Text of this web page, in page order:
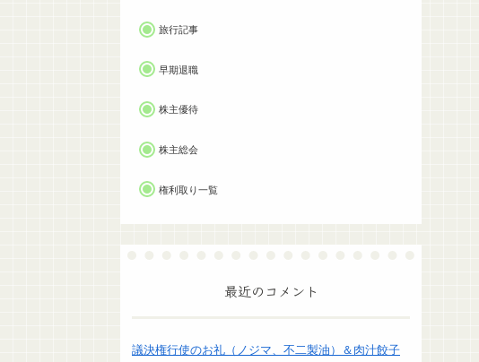
旅行記事
早期退職
株主優待
株主総会
権利取り一覧
最近のコメント
議決権行使のお礼（ノジマ、不二製油）＆肉汁餃子